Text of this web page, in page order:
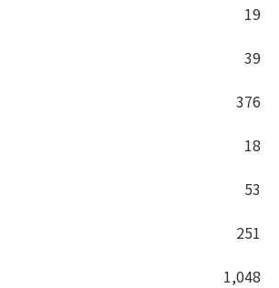
19
39
376
18
53
251
1,048